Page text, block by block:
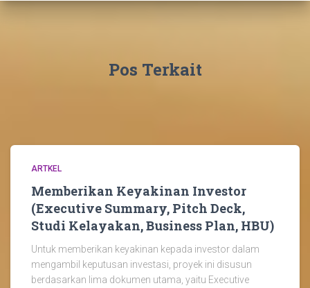
Pos Terkait
ARTKEL
Memberikan Keyakinan Investor
(Executive Summary, Pitch Deck,
Studi Kelayakan, Business Plan, HBU)
Untuk memberikan keyakinan kepada investor dalam
mengambil keputusan investasi, proyek ini disusun
berdasarkan lima dokumen utama, yaitu Executive